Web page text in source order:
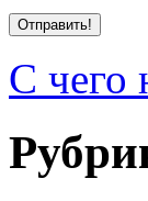
С чего